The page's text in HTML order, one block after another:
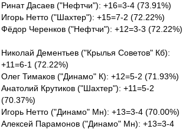
Ринат Дасаев ("Нефтчи"): +16=3-4 (73.91%)
Игорь Нетто ("Шахтер"): +15=7-2 (72.22%)
Фёдор Черенков ("Нефтчи"): +12=3-3 (72.22%)
Николай Дементьев ("Крылья Советов" Кб):
+11=6-1 (72.22%)
Олег Тимаков ("Динамо" К): +12=5-2 (71.93%)
Анатолий Крутиков ("Шахтер"): +11=5-2
(70.37%)
Игорь Нетто ("Динамо" Мн): +13=3-4 (70.00%)
Алексей Парамонов ("Динамо" Мн): +13=3-4